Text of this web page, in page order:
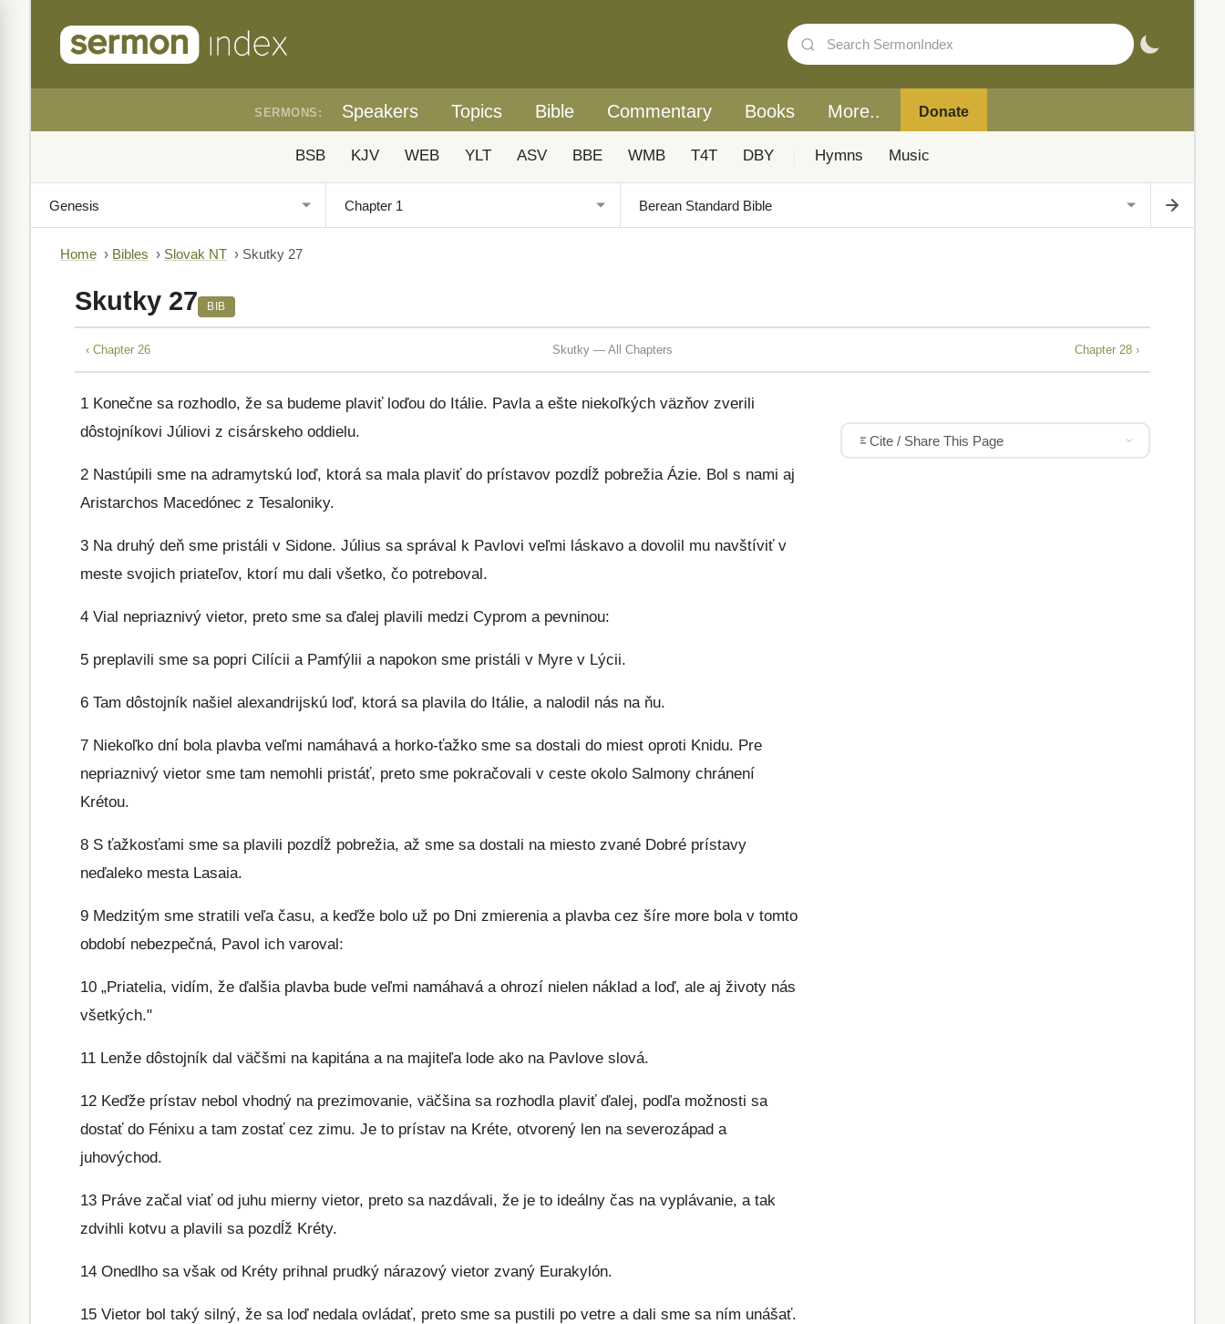
SERMONS: Speakers Topics Bible Commentary Books More.. Donate
BSB KJV WEB YLT ASV BBE WMB T4T DBY Hymns Music
Home › Bibles › Slovak NT › Skutky 27
Skutky 27 BIB
‹ Chapter 26 Skutky — All Chapters Chapter 28 ›
1 Konečne sa rozhodlo, že sa budeme plaviť loďou do Itálie. Pavla a ešte niekoľkých väzňov zverili
dôstojníkovi Júliovi z cisárskeho oddielu.
2 Nastúpili sme na adramytskú loď, ktorá sa mala plaviť do prístavov pozdĺž pobrežia Ázie. Bol s nami aj
Aristarchos Macedónec z Tesaloniky.
3 Na druhý deň sme pristáli v Sidone. Július sa správal k Pavlovi veľmi láskavo a dovolil mu navštíviť v
meste svojich priateľov, ktorí mu dali všetko, čo potreboval.
4 Vial nepriaznivý vietor, preto sme sa ďalej plavili medzi Cyprom a pevninou:
5 preplavili sme sa popri Cilícii a Pamfýlii a napokon sme pristáli v Myre v Lýcii.
6 Tam dôstojník našiel alexandrijskú loď, ktorá sa plavila do Itálie, a nalodil nás na ňu.
7 Niekoľko dní bola plavba veľmi namáhavá a horko-ťažko sme sa dostali do miest oproti Knidu. Pre
nepriaznivý vietor sme tam nemohli pristáť, preto sme pokračovali v ceste okolo Salmony chránení
Krétou.
8 S ťažkosťami sme sa plavili pozdĺž pobrežia, až sme sa dostali na miesto zvané Dobré prístavy
neďaleko mesta Lasaia.
9 Medzitým sme stratili veľa času, a keďže bolo už po Dni zmierenia a plavba cez šíre more bola v tomto
období nebezpečná, Pavol ich varoval:
10 „Priatelia, vidím, že ďalšia plavba bude veľmi namáhavá a ohrozí nielen náklad a loď, ale aj životy nás
všetkých."
11 Lenže dôstojník dal väčšmi na kapitána a na majiteľa lode ako na Pavlove slová.
12 Keďže prístav nebol vhodný na prezimovanie, väčšina sa rozhodla plaviť ďalej, podľa možnosti sa
dostať do Fénixu a tam zostať cez zimu. Je to prístav na Kréte, otvorený len na severozápad a
juhovýchod.
13 Práve začal viať od juhu mierny vietor, preto sa nazdávali, že je to ideálny čas na vyplávanie, a tak
zdvihli kotvu a plavili sa pozdĺž Kréty.
14 Onedlho sa však od Kréty prihnal prudký nárazový vietor zvaný Eurakylón.
15 Vietor bol taký silný, že sa loď nedala ovládať, preto sme sa pustili po vetre a dali sme sa ním unášať.
Cite / Share This Page